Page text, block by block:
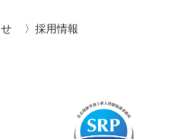
採用情報